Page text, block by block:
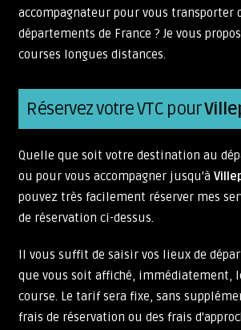
accompagnateur pour vous transporter
départements de France ? Je vous
courses longues distances.
Réservez votre VTC pour
Quelle que soit votre destination au
ou pour vous accompagner jusqu'à
pouvez très facilement réserver mes
de réservation ci-dessus.
Il vous suffit de saisir vos lieux de
que vous soit affiché, immédiatement,
course. Le tarif sera fixe, sans
frais de réservation ou des frais